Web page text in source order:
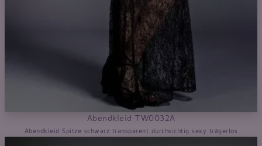
Abendkleid TW0032A
Abendkleid Spitze schwarz transparent durchsichtig sexy trägerlos